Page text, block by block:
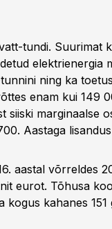
tundi. Suurimat
elektrienergia
ning ka
enam kui 149
siiski marginaalse
Aastaga
aastal võrreldes
eurot. Tõhusa
kahanes